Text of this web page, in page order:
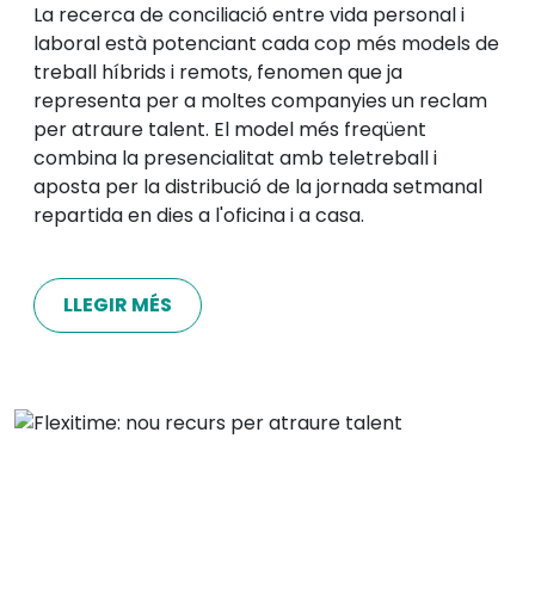
La recerca de conciliació entre vida personal i
laboral està potenciant cada cop més models de
treball híbrids i remots, fenomen que ja
representa per a moltes companyies un reclam
per atraure talent. El model més freqüent
combina la presencialitat amb teletreball i
aposta per la distribució de la jornada setmanal
repartida en dies a l'oficina i a casa.
LLEGIR MÉS